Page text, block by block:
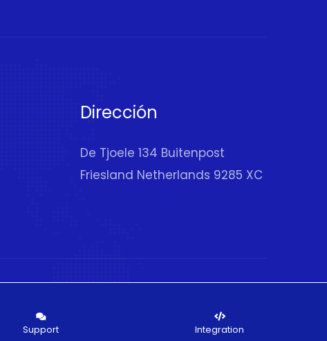
Dirección
De Tjoele 134 Buitenpost
Friesland Netherlands 9285 XC
Support Integration